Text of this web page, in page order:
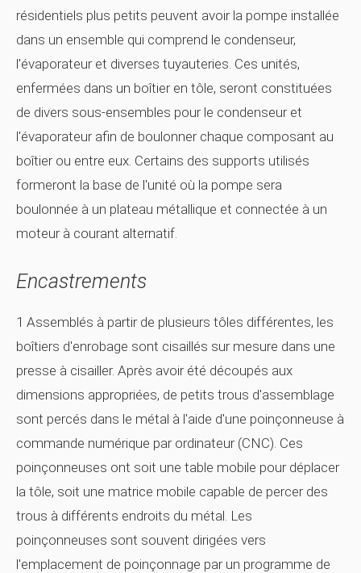
résidentiels plus petits peuvent avoir la pompe installée
dans un ensemble qui comprend le condenseur,
l'évaporateur et diverses tuyauteries. Ces unités,
enfermées dans un boîtier en tôle, seront constituées
de divers sous-ensembles pour le condenseur et
l'évaporateur afin de boulonner chaque composant au
boîtier ou entre eux. Certains des supports utilisés
formeront la base de l'unité où la pompe sera
boulonnée à un plateau métallique et connectée à un
moteur à courant alternatif.
Encastrements
1 Assemblés à partir de plusieurs tôles différentes, les
boîtiers d'enrobage sont cisaillés sur mesure dans une
presse à cisailler. Après avoir été découpés aux
dimensions appropriées, de petits trous d'assemblage
sont percés dans le métal à l'aide d'une poinçonneuse à
commande numérique par ordinateur (CNC). Ces
poinçonneuses ont soit une table mobile pour déplacer
la tôle, soit une matrice mobile capable de percer des
trous à différents endroits du métal. Les
poinçonneuses sont souvent dirigées vers
l'emplacement de poinçonnage par un programme de